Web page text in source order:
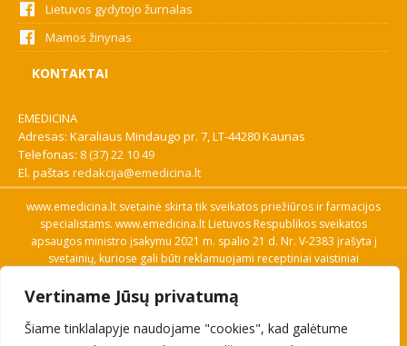
Vertiname Jūsų privatumą
Šiame tinklalapyje naudojame "cookies", kad galėtume
Lietuvos gydytojo žurnalas
Mamos žinynas
KONTAKTAI
EMEDICINA
Adresas: Karaliaus Mindaugo pr. 7, LT-44280 Kaunas
Telefonas: 8 (37) 22 10 49
El. paštas redakcija@emedicina.lt
www.emedicina.lt svetainė skirta tik sveikatos priežiūros ir farmacijos
specialistams. www.emedicina.lt Lietuvos Respublikos sveikatos
apsaugos ministro įsakymu 2021 m. spalio 21 d. Nr. V-2383 įrašyta į
svetainių, kuriose gali būti reklamuojami receptiniai vaistiniai
savo profesinę kvalifikaciją. Naudingos nuorodos: Vaistų ir medicinos
pagalbos priemonių kainų paieška, VVKT tinklalapis, Sveikatos
priežiūros ar farmacijos specialisto pranešimo apie įtariamą